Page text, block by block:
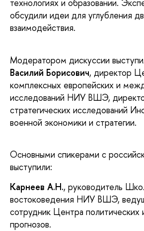
технологиях и образовании.
обсудили идеи для углубления
взаимодействия.
Модератором дискуссии
Василий Борисович, директор
комплексных европейских и
исследований НИУ ВШЭ,
стратегических исследований
военной экономики и стратегии.
Основными спикерами с
выступили:
Карнеев А.Н., руководитель
востоковедения НИУ ВШЭ,
сотрудник Центра политических
прогнозов.